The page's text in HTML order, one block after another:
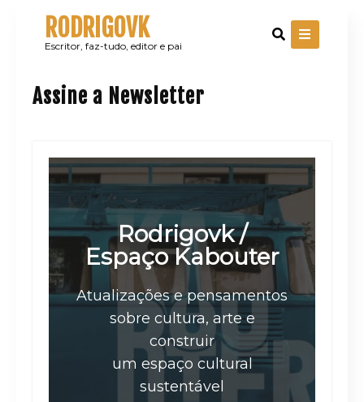
contentRODRIGOVK
Escritor, faz-tudo, editor e pai
Assine a Newsletter
Rodrigovk /
Espaço Kabouter
Atualizações e pensamentos
sobre cultura, arte e
construir
um espaço cultural
sustentável